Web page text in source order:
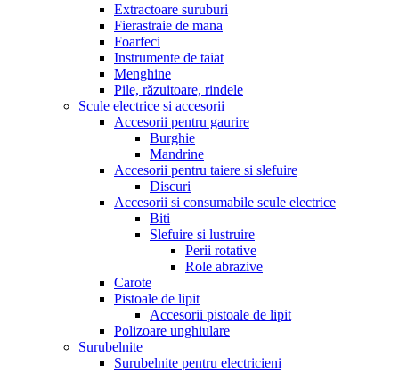
Extractoare suruburi
Fierastraie de mana
Foarfeci
Instrumente de taiat
Menghine
Pile, răzuitoare, rindele
Scule electrice si accesorii
Accesorii pentru gaurire
Burghie
Mandrine
Accesorii pentru taiere si slefuire
Discuri
Accesorii si consumabile scule electrice
Biti
Slefuire si lustruire
Perii rotative
Role abrazive
Carote
Pistoale de lipit
Accesorii pistoale de lipit
Polizoare unghiulare
Surubelnite
Surubelnite pentru electricieni